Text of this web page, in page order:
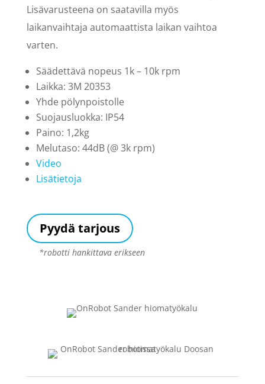
Lisävarusteena on saatavilla myös
laikanvaihtaja automaattista laikan vaihtoa
varten.
Säädettävä nopeus 1k – 10k rpm
Laikka: 3M 20353
Yhde pölynpoistolle
Suojausluokka: IP54
Paino: 1,2kg
Melutaso: 44dB (@ 3k rpm)
Video
Lisätietoja
Pyydä tarjous
*robotti hankittava erikseen